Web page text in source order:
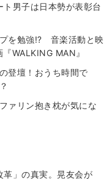
男子は日本勢が表彰台
プを勉強⁉ 音楽活動と映
WALKING MAN』
登壇！おうち時間で
ァリン抱き枕が気にな
」の真実。晃友会が